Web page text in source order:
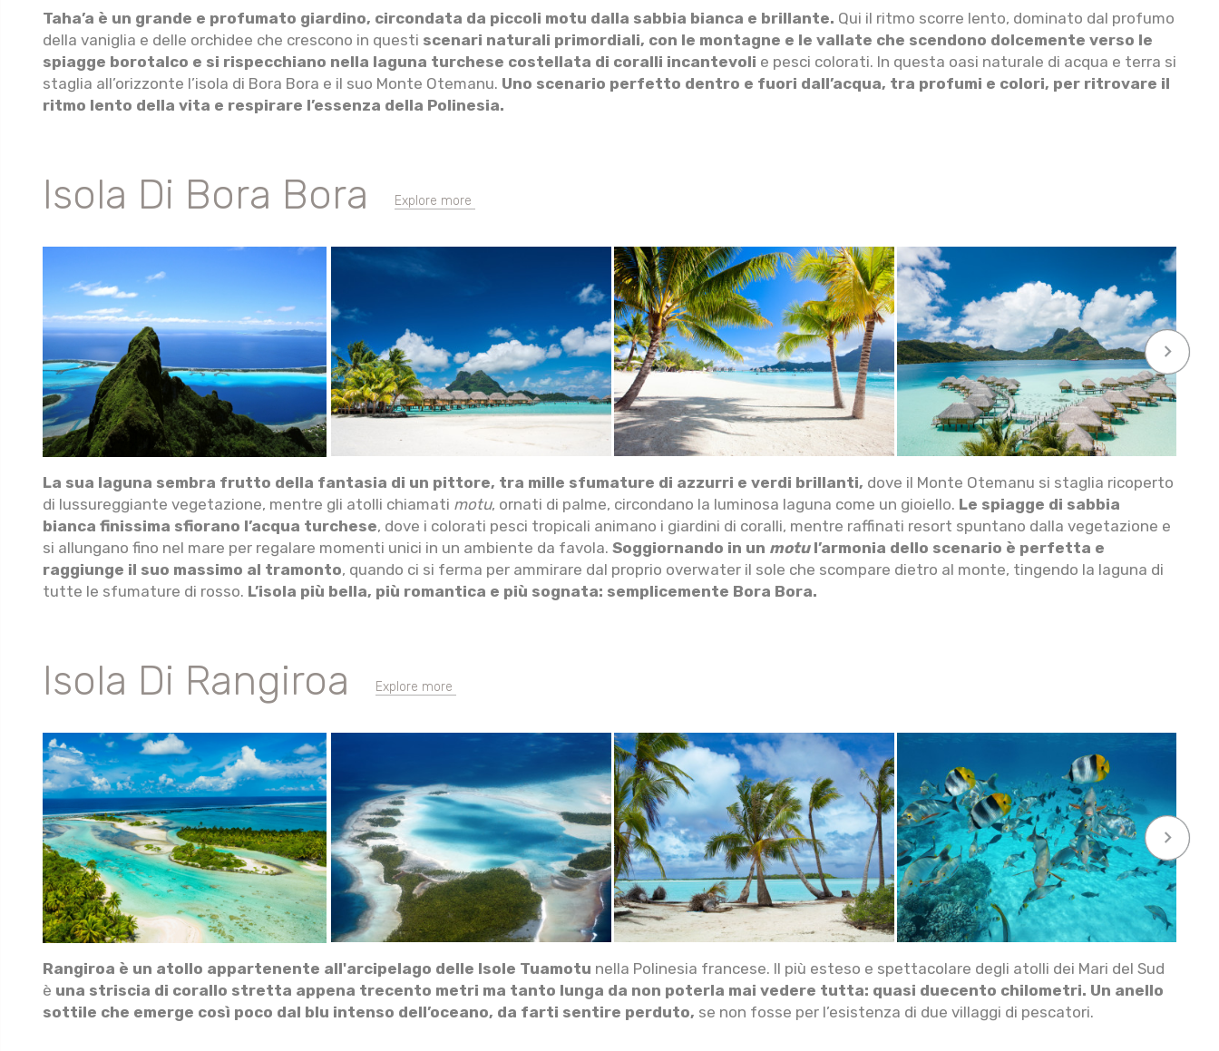
Taha’a è un grande e profumato giardino, circondata da piccoli motu dalla sabbia bianca e brillante. Qui il ritmo scorre lento, dominato dal profumo
della vaniglia e delle orchidee che crescono in questi scenari naturali primordiali, con le montagne e le vallate che scendono dolcemente verso le
spiagge borotalco e si rispecchiano nella laguna turchese costellata di coralli incantevoli e pesci colorati. In questa oasi naturale di acqua e terra si
staglia all’orizzonte l’isola di Bora Bora e il suo Monte Otemanu. Uno scenario perfetto dentro e fuori dall’acqua, tra profumi e colori, per ritrovare il
ritmo lento della vita e respirare l’essenza della Polinesia.
Isola Di Bora Bora Explore more
keyboard_arrow_right
La sua laguna sembra frutto della fantasia di un pittore, tra mille sfumature di azzurri e verdi brillanti, dove il Monte Otemanu si staglia ricoperto
di lussureggiante vegetazione, mentre gli atolli chiamati motu, ornati di palme, circondano la luminosa laguna come un gioiello. Le spiagge di sabbia
bianca finissima sfiorano l’acqua turchese, dove i colorati pesci tropicali animano i giardini di coralli, mentre raffinati resort spuntano dalla vegetazione e
si allungano fino nel mare per regalare momenti unici in un ambiente da favola. Soggiornando in un motu l’armonia dello scenario è perfetta e
raggiunge il suo massimo al tramonto, quando ci si ferma per ammirare dal proprio overwater il sole che scompare dietro al monte, tingendo la laguna di
tutte le sfumature di rosso. L’isola più bella, più romantica e più sognata: semplicemente Bora Bora.
Isola Di Rangiroa Explore more
keyboard_arrow_right
Rangiroa è un atollo appartenente all'arcipelago delle Isole Tuamotu nella Polinesia francese. Il più esteso e spettacolare degli atolli dei Mari del Sud
è una striscia di corallo stretta appena trecento metri ma tanto lunga da non poterla mai vedere tutta: quasi duecento chilometri. Un anello
sottile che emerge così poco dal blu intenso dell’oceano, da farti sentire perduto, se non fosse per l’esistenza di due villaggi di pescatori.